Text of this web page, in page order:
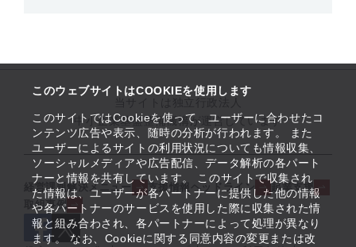
このウェブサイトはCOOKIEを使用します
このサイトではCookieを使って、ユーザーに合わせたコ
ンテンツ広告や表示、随時の分析が行われます。 また
ユーザーによるサイトの利用状況についても情報収集、
ソーシャルメディアや広告配信、データ解析の各パート
ナーと情報を共有しています。 このサイトで収集され
た情報は、ユーザーが各パートナーに提供した他の情報
や各パートナーのサービスを使用した際に収集された情
報と組み合わされ、各パートナーによって処理が異なり
ます。 なお、Cookieに関する同意内容の変更または改
中小企業基盤整備機構が運営しています
経営課題解決メニュー 支援情報ヘッドライン
起業支援
取組事例